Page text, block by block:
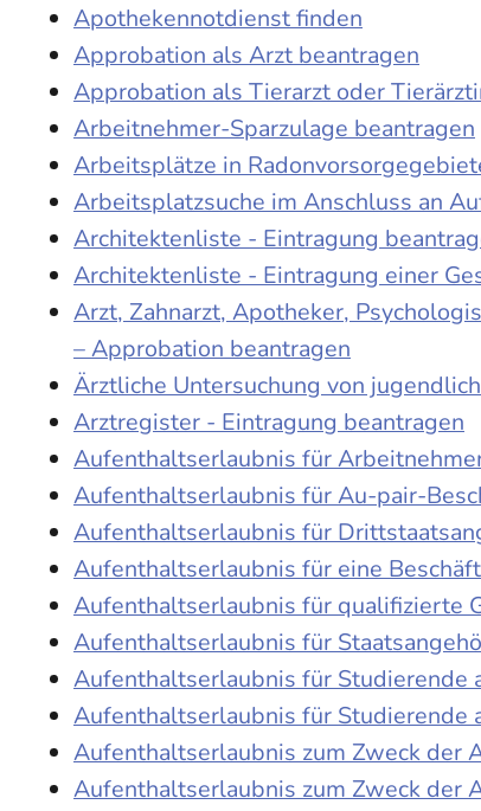
Apothekennotdienst finden
Approbation als Arzt beantragen
Approbation als Tierarzt oder
Arbeitnehmer-Sparzulage beantragen
Arbeitsplätze in
Arbeitsplatzsuche im Anschluss an
Architektenliste - Eintragung
Architektenliste - Eintragung einer
Arzt, Zahnarzt, Apotheker,
– Approbation beantragen
Ärztliche Untersuchung von
Arztregister - Eintragung beantragen
Aufenthaltserlaubnis für
Aufenthaltserlaubnis für Au-pair-
Aufenthaltserlaubnis für
Aufenthaltserlaubnis für eine
Aufenthaltserlaubnis für qualifizierte
Aufenthaltserlaubnis für
Aufenthaltserlaubnis für Studierende
Aufenthaltserlaubnis für Studierende
Aufenthaltserlaubnis zum Zweck der
Aufenthaltserlaubnis zum Zweck der